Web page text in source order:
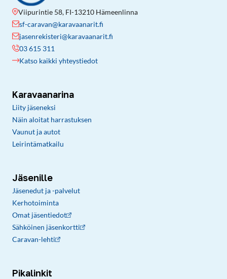
Viipurintie 58, FI-13210 Hämeenlinna
sf-caravan@karavaanarit.fi
jasenrekisteri@karavaanarit.fi
03 615 311
Katso kaikki yhteystiedot
Karavaanarina
Liity jäseneksi
Näin aloitat harrastuksen
Vaunut ja autot
Leirintämatkailu
Jäsenille
Jäsenedut ja -palvelut
Kerhotoiminta
Omat jäsentiedot
Sähköinen jäsenkortti
Caravan-lehti
Pikalinkit